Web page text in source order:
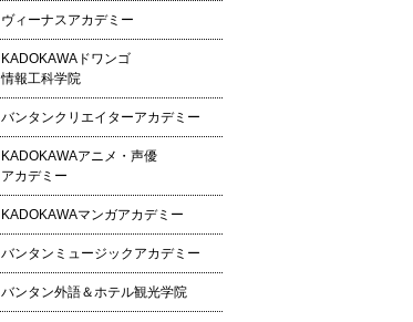
ヴィーナスアカデミー
KADOKAWAドワンゴ
情報工科学院
バンタンクリエイターアカデミー
KADOKAWAアニメ・声優
アカデミー
KADOKAWAマンガアカデミー
バンタンミュージックアカデミー
バンタン外語＆ホテル観光学院